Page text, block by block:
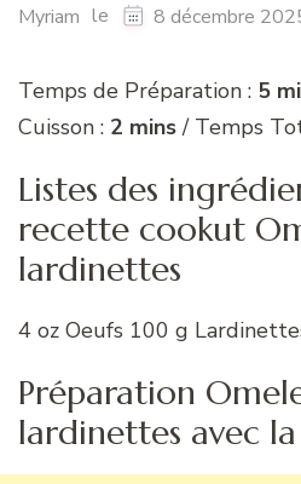
Myriam le 8 décembre
Temps de Préparation : 5
Cuisson : 2 mins/ Temps
Listes des
recette cookut
lardinettes
4 oz Oeufs 100 g
Préparation
lardinettes avec